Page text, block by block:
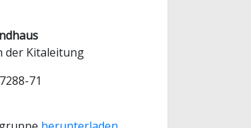
der Kitaleitung
71